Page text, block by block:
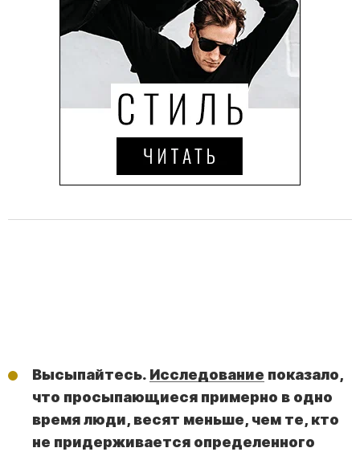
Высыпайтесь. Исследование показало,
что просыпающиеся примерно в одно
время люди, весят меньше, чем те, кто
не придерживается определенного